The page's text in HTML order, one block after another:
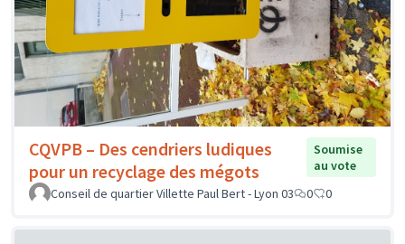
CQVPB – Des cendriers ludiques
pour un recyclage des mégots
Soumise
au vote
Conseil de quartier Villette Paul Bert - Lyon 03
0 0